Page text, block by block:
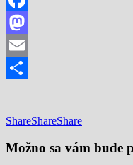
Facebook
Mastodon
Email
ShareShareShare
Možno sa vám bude